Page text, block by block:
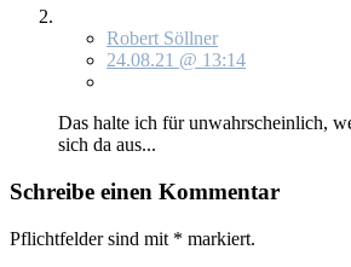
Robert Söllner
24.08.21 @ 13:14
Das hal­te ich für un­wahr­schein­lich,
sich da aus...
Schreibe einen Kommentar
Pflichtfelder sind mit * markiert.